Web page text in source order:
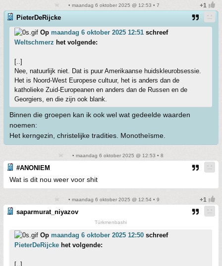
• maandag 6 oktober 2025 @ 12:53 • 7
PieterDeRijcke
Op maandag 6 oktober 2025 12:51 schreef
Weltschmerz het volgende:
[..]
Nee, natuurlijk niet. Dat is puur Amerikaanse huidskleurobsessie.
Het is Noord-West Europese cultuur, het is anders dan de
katholieke Zuid-Europeanen en anders dan de Russen en de
Georgiers, en die zijn ook blank.
Binnen die groepen kan ik ook wel wat gedeelde waarden
noemen:
Het kerngezin, christelijke tradities. Monotheïsme.
• maandag 6 oktober 2025 @ 12:53 • 8
#ANONIEM
Wat is dit nou weer voor shit
• maandag 6 oktober 2025 @ 12:54 • 9
saparmurat_niyazov
Türkmenbashi
Op maandag 6 oktober 2025 12:50 schreef
PieterDeRijcke het volgende:
[..]